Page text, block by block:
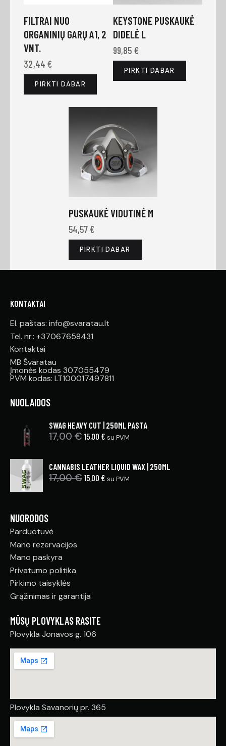
FILTRAI NUO
ORGANINIŲ GARŲ A1, 2
VNT.
32,44 €
PIRKTI DABAR
KEYSTONE PUSKAUKĖ
DIDELĖ L
99,85 €
PIRKTI DABAR
PUSKAUKĖ VIDUTINĖ M
54,57€
PIRKTI DABAR
KONTAKTAI
El. paštas: info@svaratau.lt
Tel. nr.: +37067658431
Kontaktai
MB Švaratau
Įmonės kodas 307055479
PVM kodas: LT100017497811
NUOLAIDOS
SWAG HEAVY CUT | 250ML PASTA
17,00€ 15,00 € su PVM
CANNABIS LEATHER LIQUID WAX | 250ML
17,00€ 15,00 € su PVM
NUORODOS
Parduotuvė
Mano rezervacijos
Mano paskyra
Privatumo politika
Pirkimo taisyklės
Grąžinimas ir garantija
MŪSŲ PLOVYKLAS RASITE
Plovykla Jonavos g. 106
Plovykla Savanorių pr. 365